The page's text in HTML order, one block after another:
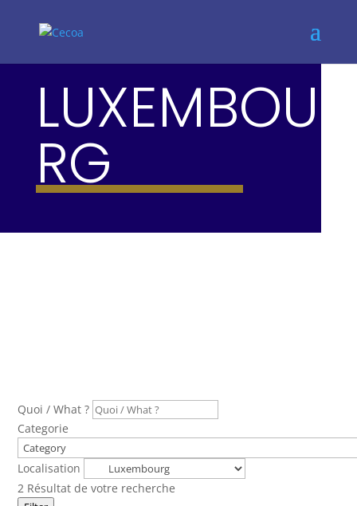
LUXEMBOU
RG
Quoi / What ?
Categorie
Localisation
2 Résultat de votre recherche